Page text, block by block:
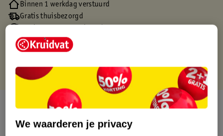
Binnen 1 werkdag verstuurd
Gratis thuisbezorgd
Gratis punten met je Kruidvat kaart
Over dit product
Productinformatie
We waarderen je privacy